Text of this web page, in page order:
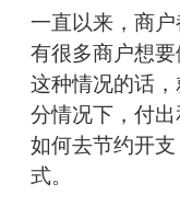
一直以来，商户
有很多商户想要
这种情况的话
分情况下，付
如何去节约开
式。